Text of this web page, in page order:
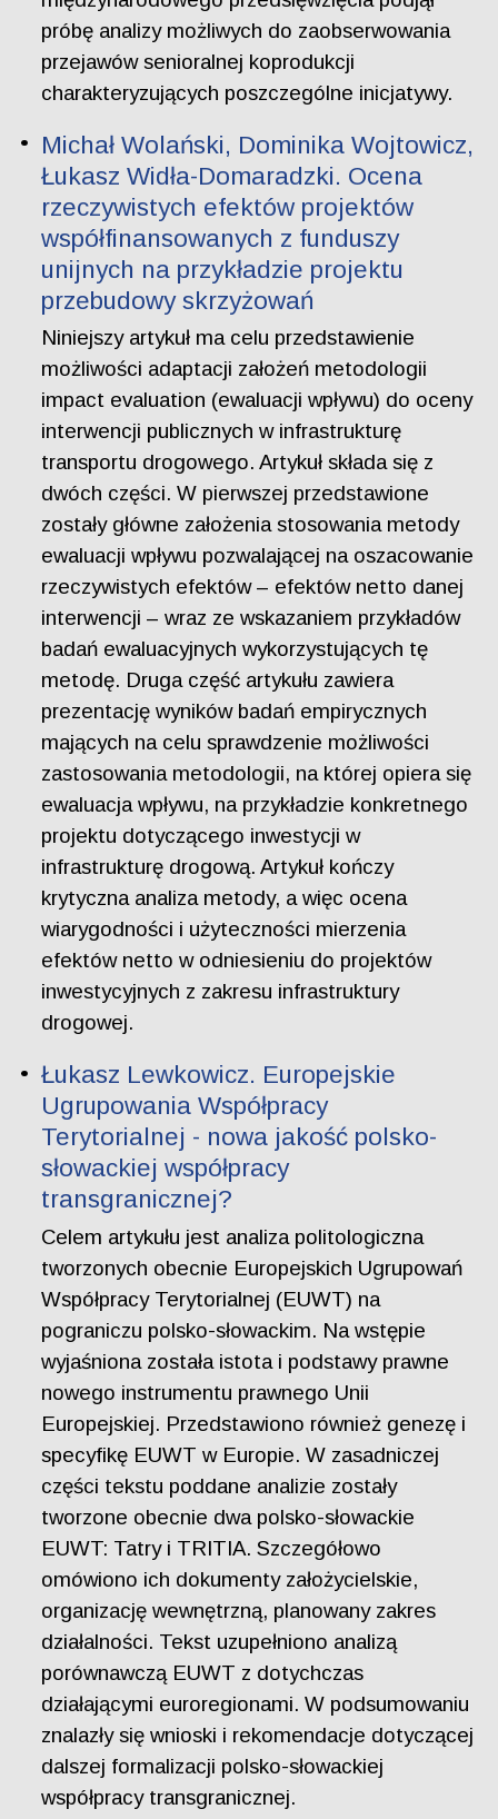
próbę analizy możliwych do zaobserwowania
przejawów senioralnej koprodukcji
charakteryzujących poszczególne inicjatywy.
Michał Wolański, Dominika Wojtowicz,
Łukasz Widła-Domaradzki. Ocena
rzeczywistych efektów projektów
współfinansowanych z funduszy
unijnych na przykładzie projektu
przebudowy skrzyżowań
Niniejszy artykuł ma celu przedstawienie
możliwości adaptacji założeń metodologii
impact evaluation (ewaluacji wpływu) do oceny
interwencji publicznych w infrastrukturę
transportu drogowego. Artykuł składa się z
dwóch części. W pierwszej przedstawione
zostały główne założenia stosowania metody
ewaluacji wpływu pozwalającej na oszacowanie
rzeczywistych efektów – efektów netto danej
interwencji – wraz ze wskazaniem przykładów
badań ewaluacyjnych wykorzystujących tę
metodę. Druga część artykułu zawiera
prezentację wyników badań empirycznych
mających na celu sprawdzenie możliwości
zastosowania metodologii, na której opiera się
ewaluacja wpływu, na przykładzie konkretnego
projektu dotyczącego inwestycji w
infrastrukturę drogową. Artykuł kończy
krytyczna analiza metody, a więc ocena
wiarygodności i użyteczności mierzenia
efektów netto w odniesieniu do projektów
inwestycyjnych z zakresu infrastruktury
drogowej.
Łukasz Lewkowicz. Europejskie
Ugrupowania Współpracy
Terytorialnej - nowa jakość polsko-
słowackiej współpracy
transgranicznej?
Celem artykułu jest analiza politologiczna
tworzonych obecnie Europejskich Ugrupowań
Współpracy Terytorialnej (EUWT) na
pograniczu polsko-słowackim. Na wstępie
wyjaśniona została istota i podstawy prawne
nowego instrumentu prawnego Unii
Europejskiej. Przedstawiono również genezę i
specyfikę EUWT w Europie. W zasadniczej
części tekstu poddane analizie zostały
tworzone obecnie dwa polsko-słowackie
EUWT: Tatry i TRITIA. Szczegółowo
omówiono ich dokumenty założycielskie,
organizację wewnętrzną, planowany zakres
działalności. Tekst uzupełniono analizą
porównawczą EUWT z dotychczas
działającymi euroregionami. W podsumowaniu
znalazły się wnioski i rekomendacje dotyczącej
dalszej formalizacji polsko-słowackiej
współpracy transgranicznej.